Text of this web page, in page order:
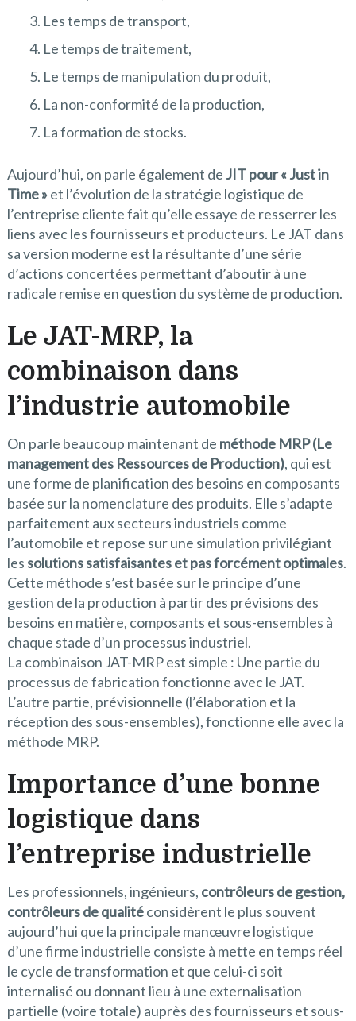
Les temps de transport,
Le temps de traitement,
Le temps de manipulation du produit,
La non-conformité de la production,
La formation de stocks.
Aujourd’hui, on parle également de JIT pour « Just in
Time » et l’évolution de la stratégie logistique de
l’entreprise cliente fait qu’elle essaye de resserrer les
liens avec les fournisseurs et producteurs. Le JAT dans
sa version moderne est la résultante d’une série
d’actions concertées permettant d’aboutir à une
radicale remise en question du système de production.
Le JAT-MRP, la
combinaison dans
l’industrie automobile
On parle beaucoup maintenant de méthode MRP (Le
management des Ressources de Production), qui est
une forme de planification des besoins en composants
basée sur la nomenclature des produits. Elle s’adapte
parfaitement aux secteurs industriels comme
l’automobile et repose sur une simulation privilégiant
lessolutions satisfaisantes et pas forcément optimales.
Cette méthode s’est basée sur le principe d’une
gestion de la production à partir des prévisions des
besoins en matière, composants et sous-ensembles à
chaque stade d’un processus industriel.
La combinaison JAT-MRP est simple : Une partie du
processus de fabrication fonctionne avec le JAT.
L’autre partie, prévisionnelle (l’élaboration et la
réception des sous-ensembles), fonctionne elle avec la
méthode MRP.
Importance d’une bonne
logistique dans
l’entreprise industrielle
Les professionnels, ingénieurs, contrôleurs de gestion,
contrôleurs de qualitéconsidèrent le plus souvent
aujourd’hui que la principale manœuvre logistique
d’une firme industrielle consiste à mette en temps réel
le cycle de transformation et que celui-ci soit
internalisé ou donnant lieu à une externalisation
partielle (voire totale) auprès des fournisseurs et sous-